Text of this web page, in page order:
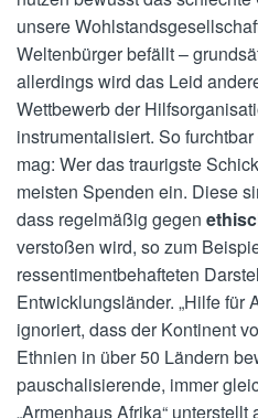
unsere
Weltenbürger befällt –
allerdings wird das Leid
Wettbewerb der
instrumentalisiert. So
mag: Wer das traurigste
meisten Spenden ein. Diese
dass regelmäßig gegen
verstoßen wird, so zum
ressentimentbehafteten
Entwicklungsländer. „Hilfe für
ignoriert, dass der Kontinent
Ethnien in über 50 Ländern
pauschalisierende, immer
„Armenhaus Afrika“